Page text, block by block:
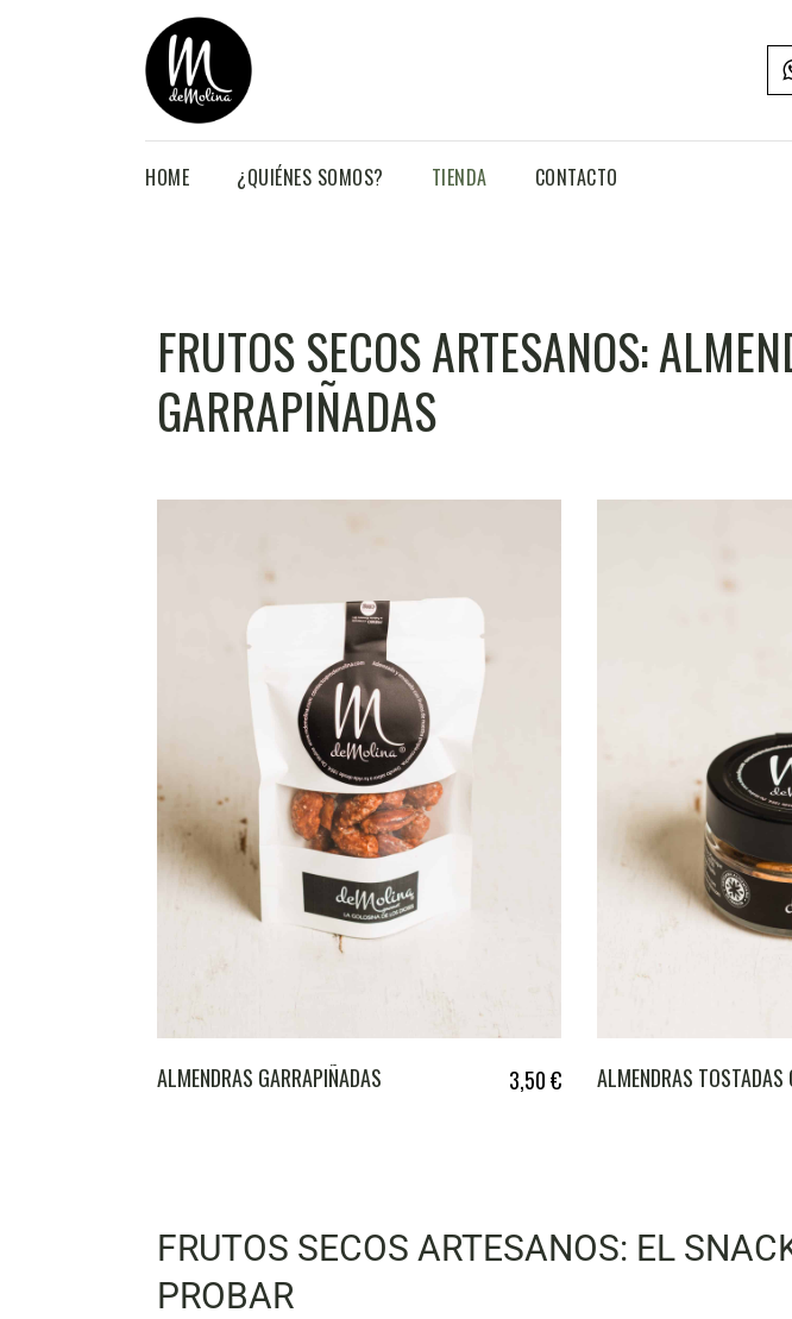
HOME ¿QUIÉNES SOMOS? TIENDA CONTACTO
FRUTOS SECOS ARTESANOS:
GARRAPIÑADAS
ALMENDRAS GARRAPIÑADAS 3,50€ ALMENDRAS TOSTADAS
FRUTOS SECOS ARTESANOS: EL
PROBAR